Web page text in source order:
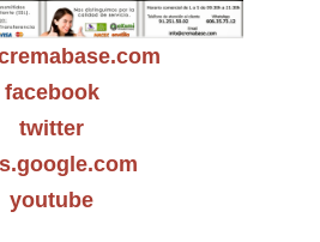
facebook
twitter
youtube